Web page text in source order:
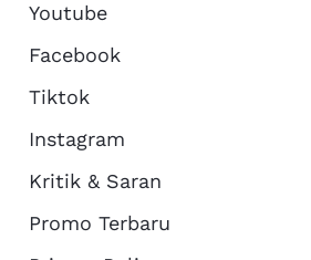
Youtube
Facebook
Tiktok
Instagram
Kritik & Saran
Promo Terbaru